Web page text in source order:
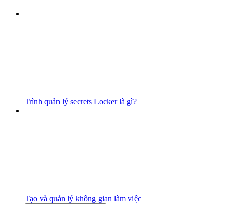
Trình quản lý secrets Locker là gì?
Tạo và quản lý không gian làm việc